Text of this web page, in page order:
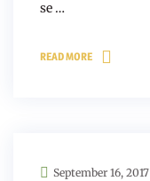
se …
READ MORE
September 16, 2017